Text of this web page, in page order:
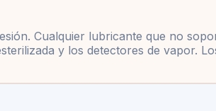
Cualquier lubricante que no
y los detectores de vapor.